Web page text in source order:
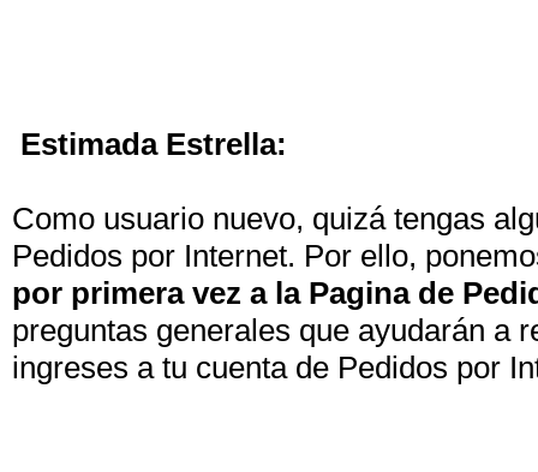
Estimada Estrella:
Como usuario nuevo, quizá tengas
Pedidos por Internet. Por ello,
por primera vez a la Pagina de
preguntas generales que ayudarán a
ingreses a tu cuenta de Pedidos por